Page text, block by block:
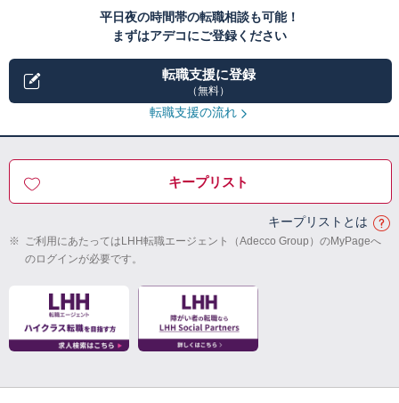
平日夜の時間帯の転職相談も可能！
まずはアデコにご登録ください
転職支援に登録
（無料）
転職支援の流れ
キープリスト
キープリストとは
※ ご利用にあたってはLHH転職エージェント（Adecco Group）のMyPageへ
のログインが必要です。